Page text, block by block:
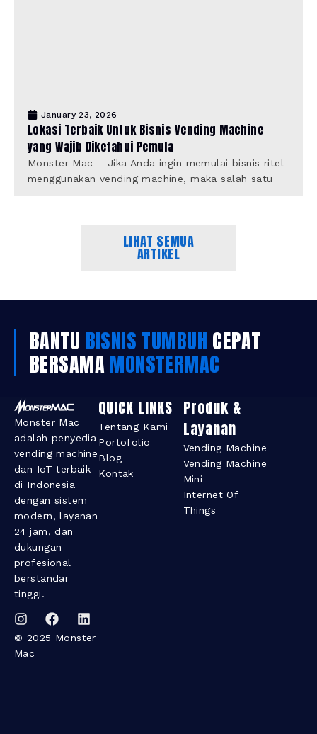
January 23, 2026
Lokasi Terbaik Untuk Bisnis Vending Machine
yang Wajib Diketahui Pemula
Monster Mac – Jika Anda ingin memulai bisnis ritel
menggunakan vending machine, maka salah satu
LIHAT SEMUA
ARTIKEL
BANTU BISNIS TUMBUH CEPAT
BERSAMAMONSTERMAC
Monster Mac
adalah penyedia
vending machine
dan IoT terbaik
di Indonesia
dengan sistem
modern, layanan
24 jam, dan
dukungan
profesional
berstandar
tinggi.
© 2025 Monster
Mac
QUICK LINKS
Tentang Kami
Portofolio
Blog
Kontak
Produk &
Layanan​
Vending Machine
Vending Machine
Mini
Internet Of
Things